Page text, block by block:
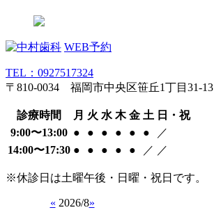
WEB予約
TEL：0927517324
〒810-0034 福岡市中央区笹丘1丁目31-13
診療時間 月 火 水 木 金 土 日・祝
9:00〜13:00 ● ● ● ● ● ●
／
14:00〜17:30 ● ● ● ● ● ／ ／
※休診日は土曜午後・日曜・祝日です。
« 2026/8»